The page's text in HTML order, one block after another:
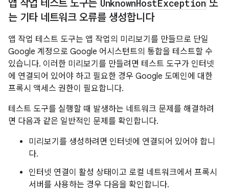
앱 작업 테스트 도구는 UnknownHostException 또
는 기타 네트워크 오류를 생성합니다
앱 작업 테스트 도구는 앱 작업의 미리보기를 만들므로 단일
Google 계정으로 Google 어시스턴트의 통합을 테스트할 수
있습니다. 이러한 미리보기를 만들려면 테스트 도구가 인터넷
에 연결되어 있어야 하고 필요한 경우 Google 도메인에 대한
프록시 액세스 권한이 필요합니다.
테스트 도구를 실행할 때 발생하는 네트워크 문제를 해결하려
면 다음과 같은 일반적인 문제를 확인합니다.
미리보기를 생성하려면 인터넷에 연결되어 있어야 합니
다.
인터넷 연결이 활성 상태이고 로컬 네트워크에서 프록시
서버를 사용하는 경우 다음을 확인합니다.